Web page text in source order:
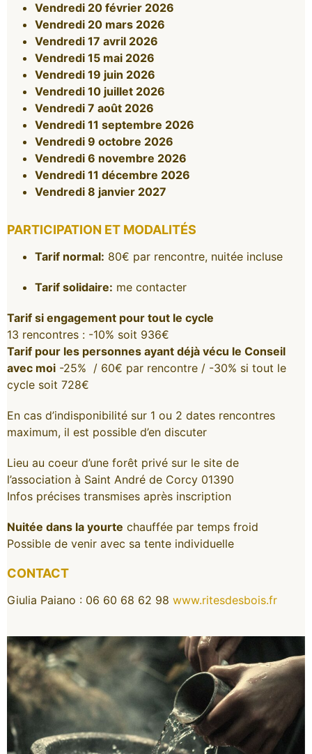
Vendredi 20 février 2026
Vendredi 20 mars 2026
Vendredi 17 avril 2026
Vendredi 15 mai 2026
Vendredi 19 juin 2026
Vendredi 10 juillet 2026
Vendredi 7 août 2026
Vendredi 11 septembre 2026
Vendredi 9 octobre 2026
Vendredi 6 novembre 2026
Vendredi 11 décembre 2026
Vendredi 8 janvier 2027
PARTICIPATION ET MODALITÉS
Tarif normal: 80€ par rencontre, nuitée incluse
Tarif solidaire: me contacter
Tarif si engagement pour tout le cycle
13 rencontres : -10% soit 936€
Tarif pour les personnes ayant déjà vécu le Conseil
avec moi -25% / 60€ par rencontre / -30% si tout le
cycle soit 728€
En cas d’indisponibilité sur 1 ou 2 dates rencontres
maximum, il est possible d’en discuter
Lieu au coeur d’une forêt privé sur le site de
l’association à Saint André de Corcy 01390
Infos précises transmises après inscription
Nuitée dans la yourte chauffée par temps froid
Possible de venir avec sa tente individuelle
CONTACT
Giulia Paiano : 06 60 68 62 98 www.ritesdesbois.fr